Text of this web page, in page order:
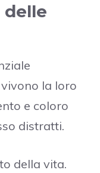
delle
la loro
e coloro
distratti.
della vita.